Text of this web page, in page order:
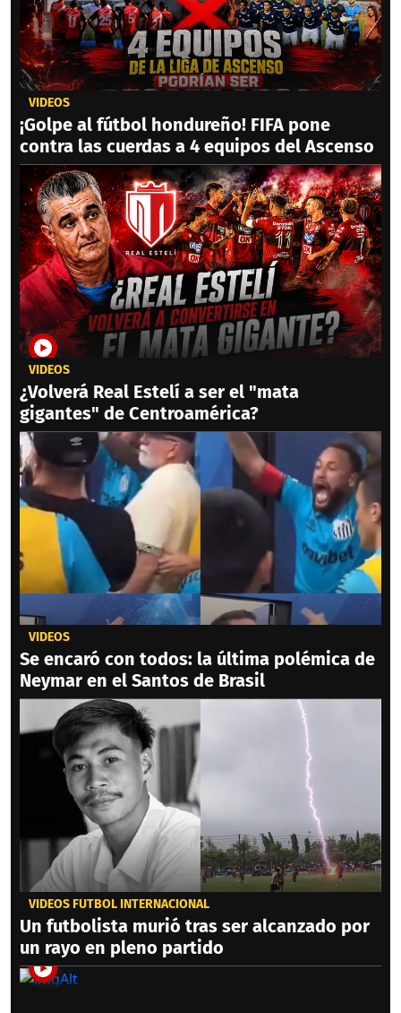
VIDEOS
¡Golpe al fútbol hondureño! FIFA pone
contra las cuerdas a 4 equipos del Ascenso
VIDEOS
¿Volverá Real Estelí a ser el "mata
gigantes" de Centroamérica?
VIDEOS
Se encaró con todos: la última polémica de
Neymar en el Santos de Brasil
VIDEOS FÚTBOL INTERNACIONAL
Un futbolista murió tras ser alcanzado por
un rayo en pleno partido